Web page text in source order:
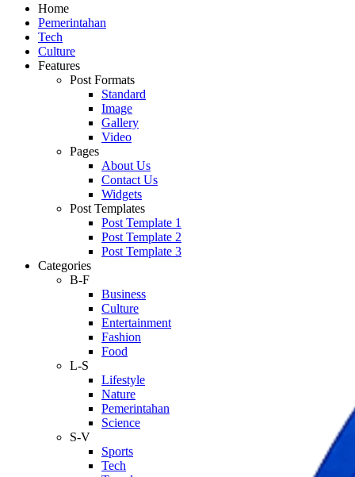
Home
Pemerintahan
Tech
Culture
Features
Post Formats
Standard
Image
Gallery
Video
Pages
About Us
Contact Us
Widgets
Post Templates
Post Template 1
Post Template 2
Post Template 3
Categories
B-F
Business
Culture
Entertainment
Fashion
Food
L-S
Lifestyle
Nature
Pemerintahan
Science
S-V
Sports
Tech